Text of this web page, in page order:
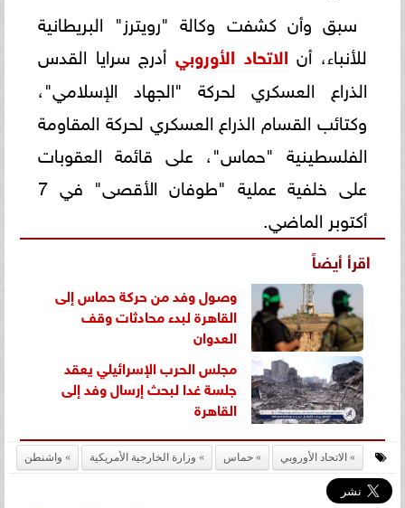
سبق وأن كشفت وكالة "رويترز" البريطانية
للأنباء، أن الاتحاد الأوروبي أدرج سرايا القدس
الذراع العسكري لحركة "الجهاد الإسلامي"،
وكتائب القسام الذراع العسكري لحركة المقاومة
الفلسطينية "حماس"، على قائمة العقوبات
على خلفية عملية "طوفان الأقصى" في 7
أكتوبر الماضي.
اقرأ أيضاً
وصول وفد من حركة حماس إلى
القاهرة لبدء محادثات وقف
العدوان
مجلس الحرب الإسرائيلي يعقد
جلسة غدا لبحث إرسال وفد إلى
القاهرة
الاتحاد الأوروبي حماس وزارة الخارجية الأمريكية واشنطن